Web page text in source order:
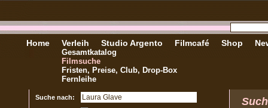
Home Verleih
Gesamtkatalog
Filmsuche
Fristen, Preise, Club, Drop-Box
Fernleihe
Studio Argento Filmcafé Shop
Suche nach: